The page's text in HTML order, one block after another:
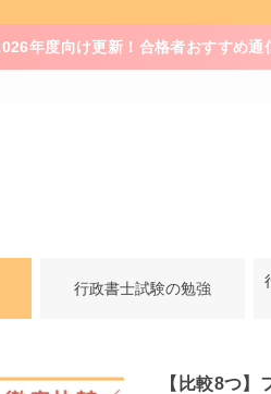
年度向け更新！合格者おすすめ通
行政書士試験の勉強
【比較8つ